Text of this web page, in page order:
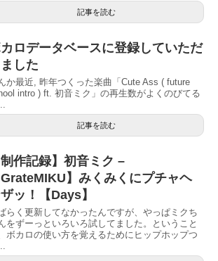
記事を読む
ロデータベースに登録していただ
した
か最近, 昨年つくった楽曲「Cute Ass ( future
intro ) ft. 初音ミク」の再生数がよくのびてる
記事を読む
制作記録】初音ミク –
GrateMIKU】みくみくにプチャヘ
ッ！【Days】
らく更新してなかったんですが、やっぱミクち
をずーっといろいろ試してました。ということ
ボカロの使い方を覚えるためにヒップホップつ